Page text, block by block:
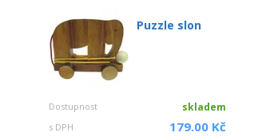
Puzzle slon
Dostupnost skladem
s DPH 179.00 Kč